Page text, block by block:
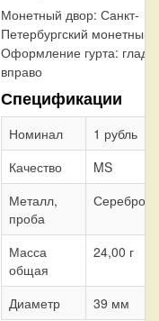
Монетный двор: Санкт-
Петербургский монетный
Оформление гурта:
вправо
Спецификации
Номинал
1 рубль
Качество
MS
Металл,
проба
Серебро
Масса
общая
24,00 г
Диаметр 39 мм